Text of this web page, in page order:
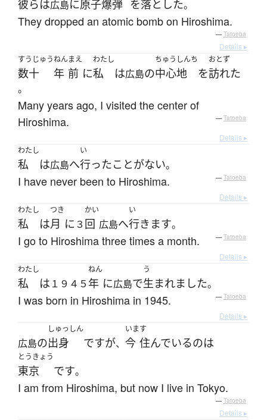
彼らは広島に原子爆弾 を落とした。
They dropped an atomic bomb on Hiroshima.
— Tatoeba
Details ▸
すうじゅう
数十
ねん
年
まえ
前 に
わたし
私 は広島の
ちゅうしんち
中心地 を
おとず
訪れた
。
Many years ago, I visited the center of
Hiroshima.
— Tatoeba
Details ▸
わたし
私 は広島へ
い
行ったことがない。
I have never been to Hiroshima. — Tatoeba
Details ▸
わたし
私 は
つき
月 に３
かい
回 広島へ
い
行きます。
I go to Hiroshima three times a month. — Tatoeba
Details ▸
わたし
私 は １９４５
ねん
年 に広島で
う
生まれました。
I was born in Hiroshima in 1945. — Tatoeba
Details ▸
広島の
しゅっしん
出身 ですが、
いま
今
す
住んでいるのは
とうきょう
東京 です。
I am from Hiroshima, but now I live in Tokyo.
— Tatoeba
Details ▸